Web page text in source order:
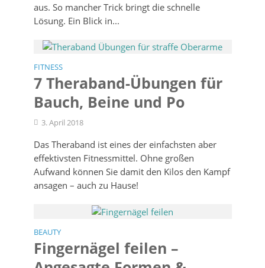
aus. So mancher Trick bringt die schnelle
Lösung. Ein Blick in...
FITNESS
7 Theraband-Übungen für
Bauch, Beine und Po
3. April 2018
Das Theraband ist eines der einfachsten aber
effektivsten Fitnessmittel. Ohne großen
Aufwand können Sie damit den Kilos den Kampf
ansagen – auch zu Hause!
BEAUTY
Fingernägel feilen –